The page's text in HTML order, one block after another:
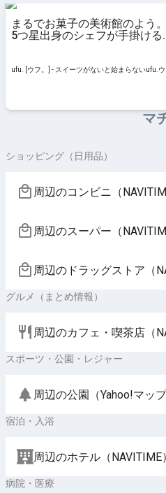
まるでお菓子の美術館のよう
5つ星出身のシェフが手掛ける
[ウフ。]
ufu. [ウフ。] - スイーツがないと始まらないufu.ウ
マ
ショッピング（日用品）
周辺のコンビニ（
周辺のスーパー（
周辺のドラッグストア（
グルメ（まとめ情報）
周辺のカフェ・喫茶店（
スポーツ・公園・レジャー
周辺の公園（Yahoo!マップ
宿泊・入浴
周辺のホテル（NAVITIME）
病院・医療